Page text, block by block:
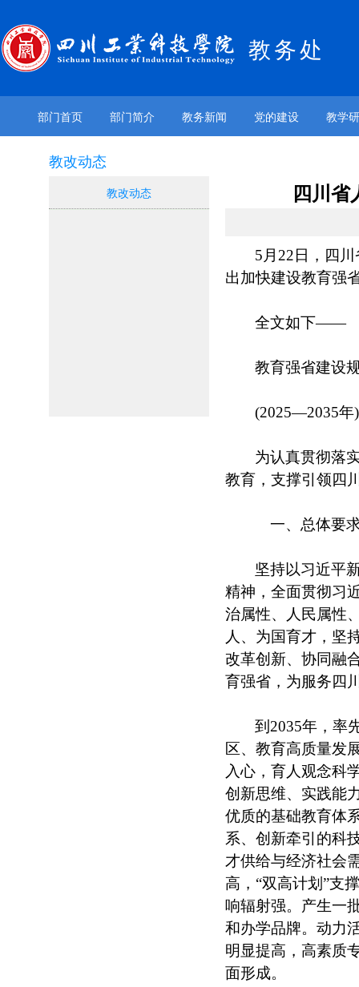
教务处
部门首页 部门简介 教务新闻 党的建设 教学
教改动态
教改动态 四川
5月22日，四
出加快建设教育强
全文如下——
教育强省建设
(2025—2035年)
为认真贯彻落
教育，支撑引领四
一、总体要
坚持以习近平
精神，全面贯彻习
治属性、人民属性
人、为国育才，坚
改革创新、协同融
育强省，为服务四
到2035年，率
区、教育高质量发
入心，育人观念科
创新思维、实践能
优质的基础教育体
系、创新牵引的科
才供给与经济社会
高，“双高计划”支
响辐射强。产生一
和办学品牌。动力
明显提高，高素质
面形成。